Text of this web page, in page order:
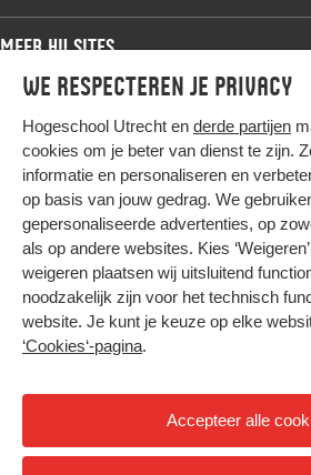
We respecteren je privacy
Hogeschool Utrecht en derde partijen
cookies om je beter van dienst te zijn.
informatie en personaliseren en
op basis van jouw gedrag. We
gepersonaliseerde advertenties, op
als op andere websites. Kies
weigeren plaatsen wij uitsluitend
noodzakelijk zijn voor het technisch
website. Je kunt je keuze op elke
‘Cookies‘-pagina.
Accepteer alle
Werken bij de HU
Contact
Bachelor
Master
Studiekeuze voltijd
Associate degree
Bachelor
Master
Post-master
Studiekeuze deeltijd
Meer HU sites
HU International
HU Bibliotheek
HU Ontwikkelt
Duurzame HU
Intranet
Trajectum
Hier komt alles
Colofon
Privacy
Cookies
Nieuwsbrief
Hoog contrast